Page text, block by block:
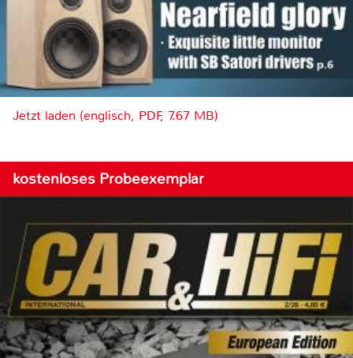
Jetzt laden (englisch, PDF, 7.67 MB)
kostenloses Probeexemplar